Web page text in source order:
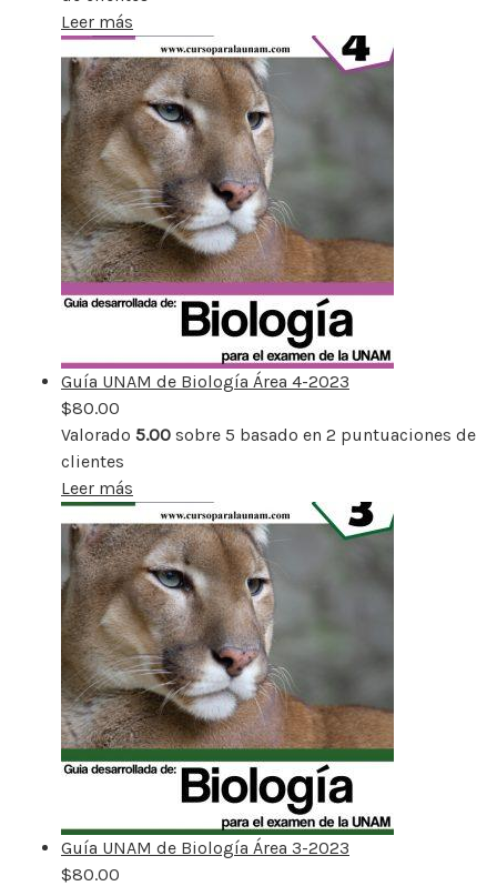
Leer más
Guía UNAM de Biología Área 4-2023
$80.00
Valorado 5.00 sobre 5 basado en 2 puntuaciones de
clientes
Leer más
Guía UNAM de Biología Área 3-2023
$80.00